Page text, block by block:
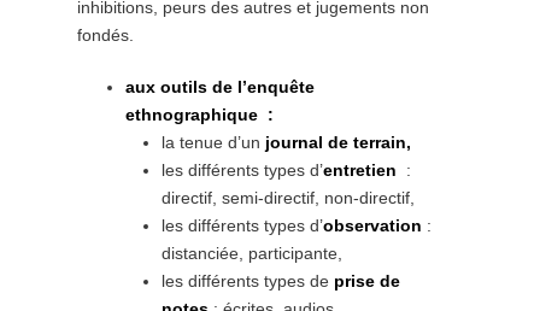
inhibitions, peurs des autres et jugements non
fondés.
aux outils de l’enquête
ethnographique :
la tenue d’un journal de terrain,
les différents types d’entretien
:
directif, semi-directif, non-directif,
les différents types d’observation :
distanciée, participante,
les différents types de prise de